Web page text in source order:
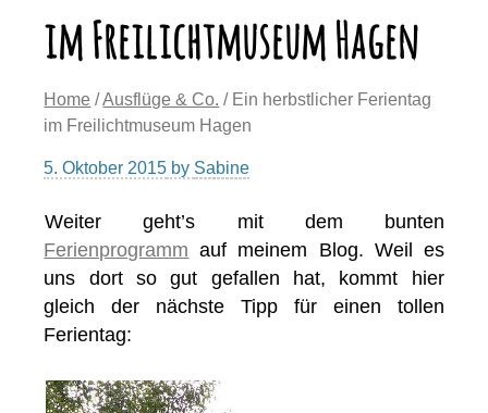
im Freilichtmuseum Hagen
Home /Ausflüge & Co. / Ein herbstlicher Ferientag
im Freilichtmuseum Hagen
5. Oktober 2015 by Sabine
Weiter geht’s mit dem bunten
Ferienprogramm auf meinem Blog. Weil es
uns dort so gut gefallen hat, kommt hier
gleich der nächste Tipp für einen tollen
Ferientag: